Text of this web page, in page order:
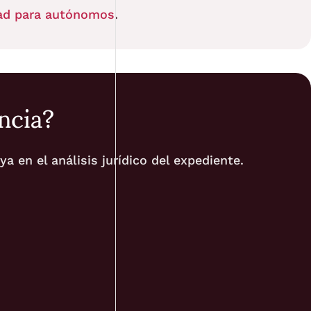
para autónomos.
en el análisis jurídico del expediente.